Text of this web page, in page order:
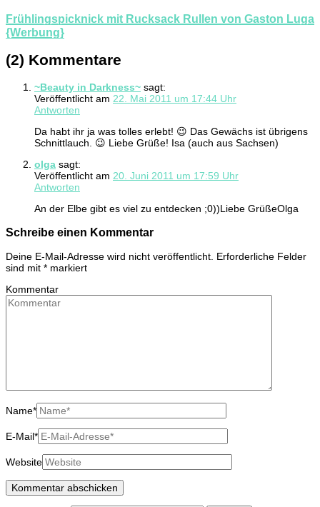
Frühlingspicknick mit Rucksack Rullen von Gaston Luga
{Werbung}
(2) Kommentare
~Beauty in Darkness~ sagt:
Veröffentlicht am 22. Mai 2011 um 17:44 Uhr
Antworten
Da habt ihr ja was tolles erlebt! 😉 Das Gewächs ist übrigens
Schnittlauch. 😉 Liebe Grüße! Isa (auch aus Sachsen)
olga sagt:
Veröffentlicht am 20. Juni 2011 um 17:59 Uhr
Antworten
An der Elbe gibt es viel zu entdecken ;0))Liebe GrüßeOlga
Schreibe einen Kommentar
Deine E-Mail-Adresse wird nicht veröffentlicht. Erforderliche Felder
sind mit * markiert
Kommentar
Name*
E-Mail*
Website